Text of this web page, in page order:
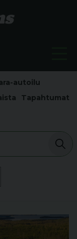
autoilu
Tapahtumat